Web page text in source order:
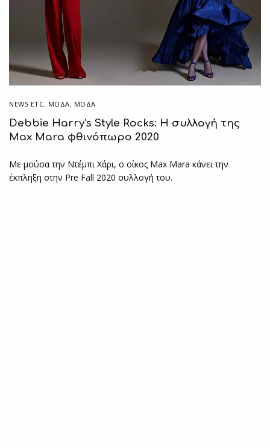
NEWS ETC. ΜΌΔΑ, ΜΟΔΑ
Debbie Harry’s Style Rocks: Η συλλογή της
Max Mara φθινόπωρο 2020
Με μούσα την Ντέμπι Χάρι, ο οίκος Max Mara κάνει την
έκπληξη στην Pre Fall 2020 συλλογή του.